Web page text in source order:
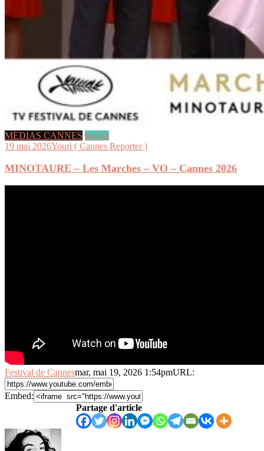
MÉDIAS CANNES videos
19 mai 2026Youri ( Cannes Reporter )
MINOTAURE – Les Marches – VO – Cannes 2026
Festival de Cannesmar, mai 19, 2026 1:54pmURL:
Embed:
Partage d'article